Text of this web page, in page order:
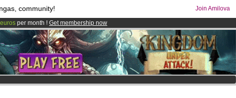
community! Join Amilova
per month ! Get membership now
comics & mangas!.